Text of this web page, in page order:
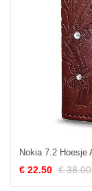
€ 22.50 € 38.00